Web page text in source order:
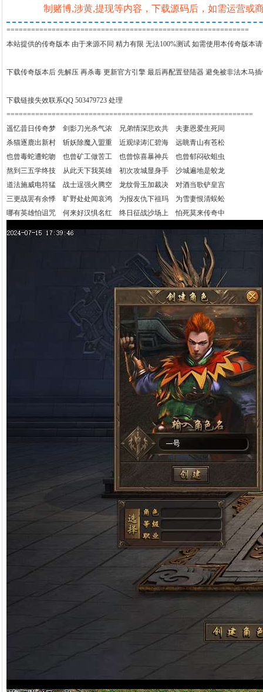
制赌博,涉黄,提现等内容，下载源码后，如需运营或
===========================================================
本站提供的传奇版本 由于来源不同 精力有限 无法100%测试 如需使用本传奇版本
下载传奇版本后 先解压 再杀毒 更新官方引擎 最后再配置登陆器 避免被非法木马
下载链接失效联系QQ 503479723 处理
============================================================
遥忆昔日传奇梦 剑影刀光杀气浓 兄弟情深悲欢共 夫妻恩爱生死同
杀猫逐鹿出新村 斩妖除魔入盟重 近观绿涛汇碧海 远眺青山有苍松
也曾毒蛇遭蛇吻 也曾矿工做苦工 也曾惊喜暴神兵 也曾郁闷砍蛆虫
熬到三五学终技 从此天下我英雄 初次攻城显身手 沙城遍地是蛟龙
道法施威电符猛 战士逞强火腾空 龙纹骨玉加裁决 对酒当歌铲皇宫
三更战罢有余悸 旷野处处闻哀鸿 为报友仇下祖玛 为雪妻恨清蜈蚣
哪有英雄怕诅咒 何来好汉惧名红 终日征战沙场上 怕死莫来传奇中